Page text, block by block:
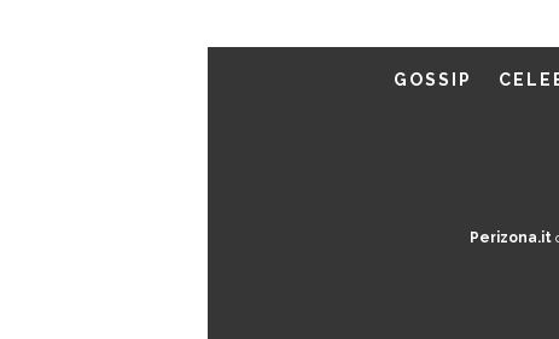
GOSSIP
Perizona.it